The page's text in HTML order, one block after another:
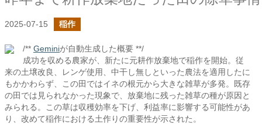
2025-07-15 稲作
/** Geminiが自動生成した概要 **/
成功を収める農家が、新たに元耕作放棄地で稲作を開始。従
来の土壌改良、レンゲ使用、中干し無しといった農法を適用したに
もかかわらず、この田ではイネの根元から大きな雑草が多発。既存
の田では見られなかった現象で、放棄地に残った雑草の種が原因と
みられる。この草は収穫効率を下げ、利益率に影響する可能性があ
り、改めて稲作における土作りの重要性が示された。